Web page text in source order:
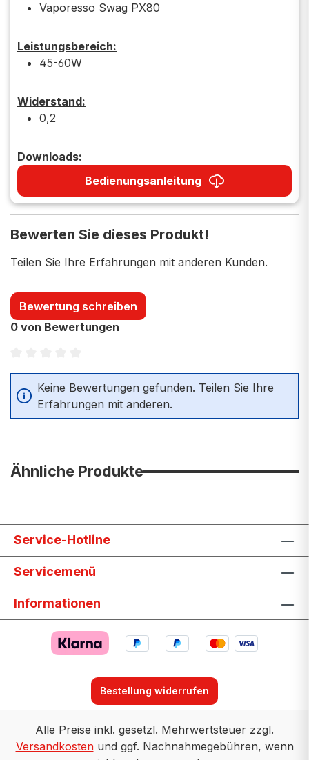
Vaporesso Swag PX80
Leistungsbereich:
45-60W
Widerstand:
0,2
Downloads:
Bedienungsanleitung
Bewerten Sie dieses Produkt!
Teilen Sie Ihre Erfahrungen mit anderen Kunden.
Bewertung schreiben
0 von Bewertungen
Durchschnittliche Bewertung von 0 von 5 Sternen
Keine Bewertungen gefunden. Teilen Sie Ihre
Erfahrungen mit anderen.
Ähnliche Produkte
Service-Hotline
Servicemenü
Informationen
Bestellung widerrufen
Alle Preise inkl. gesetzl. Mehrwertsteuer zzgl.
Versandkostenund ggf. Nachnahmegebühren, wenn